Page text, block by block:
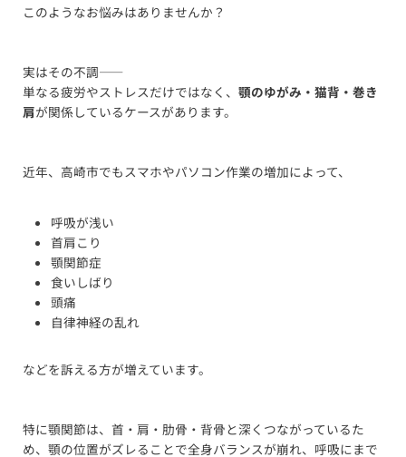
このようなお悩みはありませんか？
実はその不調――
単なる疲労やストレスだけではなく、 顎のゆがみ・猫背・巻き
肩が関係しているケースがあります。
近年、高崎市でもスマホやパソコン作業の増加によって、
呼吸が浅い
首肩こり
顎関節症
食いしばり
頭痛
自律神経の乱れ
などを訴える方が増えています。
特に顎関節は、首・肩・肋骨・背骨と深くつながっているた
め、顎の位置がズレることで全身バランスが崩れ、呼吸にまで